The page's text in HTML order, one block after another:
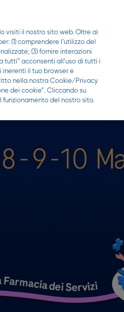
Qui puoi Le analisi
visiti il nostro sito web. Oltre ai
(1) comprendere l’utilizzo del
(3) fornire interazioni
tutti” acconsenti all’uso di tutti i
il tuo browser e
nella nostra Cookie/Privacy
dei cookie”. Cliccando su
del nostro sito.